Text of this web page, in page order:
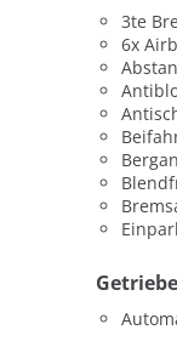
3te
6x
Getriebe